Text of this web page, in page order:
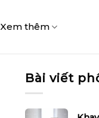
Xem thêm
Bài viết